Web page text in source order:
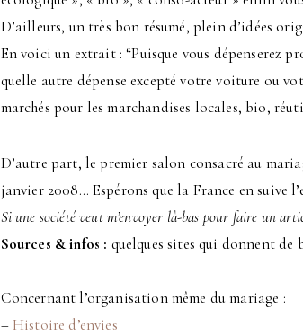
D’ailleurs, un très bon résumé, plein d’idées
En voici un extrait : “Puisque vous dépenserez
quelle autre dépense excepté votre voiture ou
marchés pour les marchandises locales, bio,
D’autre part, le premier salon consacré au
janvier 2008… Espérons que la France en suive
Si une société veut m’envoyer là-bas pour faire un
Sources & infos : quelques sites qui donnent de
Concernant l’organisation même du mariage :
– Histoire d’envies